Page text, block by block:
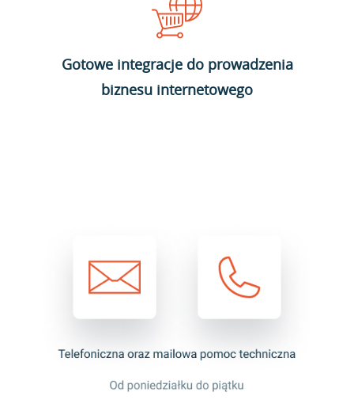
Gotowe integracje do prowadzenia
biznesu internetowego